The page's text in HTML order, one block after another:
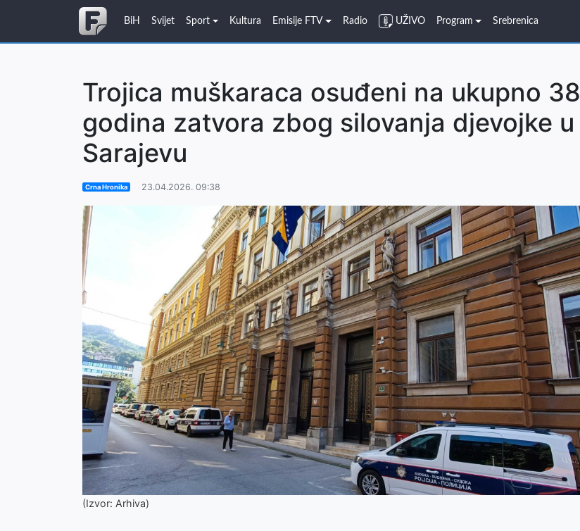
BiH Svijet Sport Kultura Emisije FTV Radio UŽIVO Program Srebrenica
Trojica muškaraca osuđeni na ukupno 38
godina zatvora zbog silovanja djevojke u
Sarajevu
Crna Hronika 23.04.2026. 09:38
(Izvor: Arhiva)